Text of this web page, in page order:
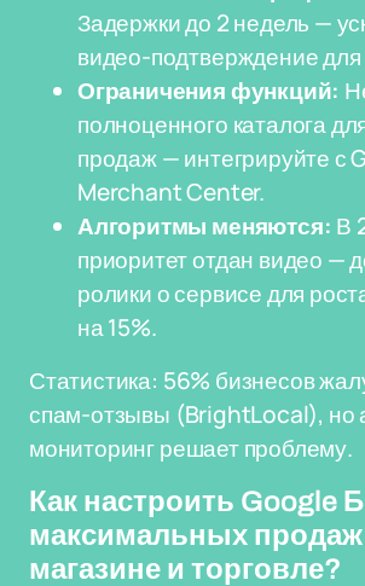
Задержки до 2 недель —
видео-подтверждение для
Ограничения функций:
полноценного каталога
продаж — интегрируйте с
Merchant Center.
Алгоритмы меняются: В
приоритет отдан видео —
ролики о сервисе для
на 15%.
Статистика: 56% бизнесов
спам-отзывы (BrightLocal), но
мониторинг решает проблему.
Как настроить Google
максимальных продаж
магазине и торговле?